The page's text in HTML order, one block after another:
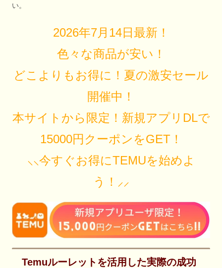
い。
2026年7月14日最新！
色々な商品が安い！
どこよりもお得に！夏の激安セール
開催中！
本サイトから限定！新規アプリDLで
15000円クーポンをGET！
⸜⸜今すぐお得にTEMUを始めよ
う！⸝⸝
Temuルーレットを活用した実際の成功